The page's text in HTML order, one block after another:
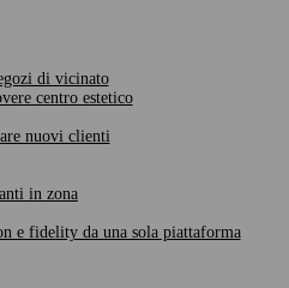
di vicinato
centro estetico
nuovi clienti
in zona
e fidelity da una sola piattaforma